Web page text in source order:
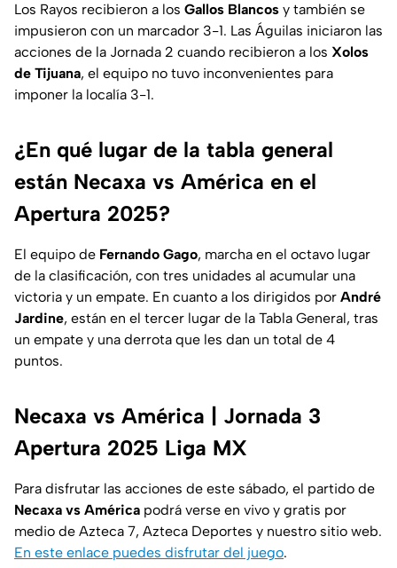
Los Rayos recibieron a los Gallos Blancos y también se
impusieron con un marcador 3-1. Las Águilas iniciaron las
acciones de la Jornada 2 cuando recibieron a los Xolos
de Tijuana, el equipo no tuvo inconvenientes para
imponer la localía 3-1.
¿En qué lugar de la tabla general
están Necaxa vs América en el
Apertura 2025?
El equipo de Fernando Gago, marcha en el octavo lugar
de la clasificación, con tres unidades al acumular una
victoria y un empate. En cuanto a los dirigidos por André
Jardine, están en el tercer lugar de la Tabla General, tras
un empate y una derrota que les dan un total de 4
puntos.
Necaxa vs América | Jornada 3
Apertura 2025 Liga MX
Para disfrutar las acciones de este sábado, el partido de
Necaxa vs América podrá verse en vivo y gratis por
medio de Azteca 7, Azteca Deportes y nuestro sitio web.
En este enlace puedes disfrutar del juego.